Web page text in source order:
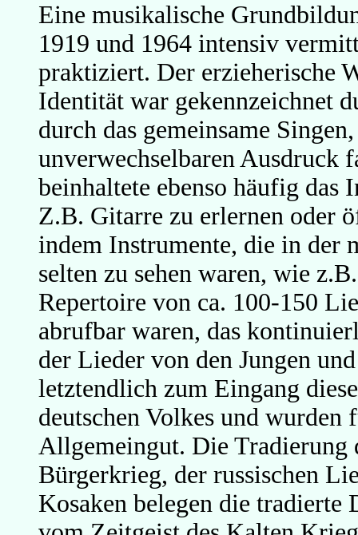
Eine musikalische
1919 und 1964 intensiv
praktiziert. Der erzieherische
Identität war gekennzeichnet
durch das gemeinsame
unverwechselbaren Ausdruck
beinhaltete ebenso häufig das
Z.B. Gitarre zu erlernen oder
indem Instrumente, die in der
selten zu sehen waren, wie
Repertoire von ca. 100-150
abrufbar waren, das
der Lieder von den Jungen
letztendlich zum Eingang
deutschen Volkes und wurden
Allgemeingut. Die Tradierung
Bürgerkrieg, der russischen
Kosaken belegen die tradierte